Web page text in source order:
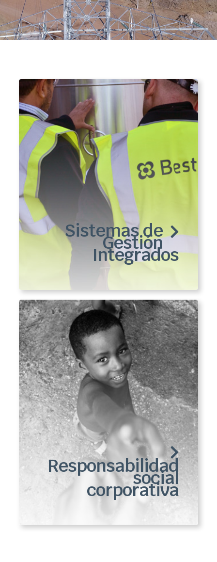
Sistemas de
Gestión
Integrados
Responsabilidad
social
corporativa